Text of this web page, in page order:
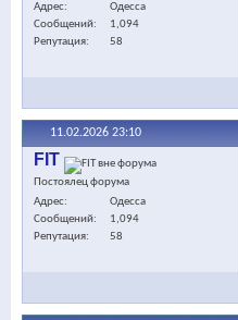
Адрес
Одесса
Сообщений
1,094
Репутация
58
11.02.2026 23:10
FIT
Постоялец форума
Адрес
Одесса
Сообщений
1,094
Репутация
58